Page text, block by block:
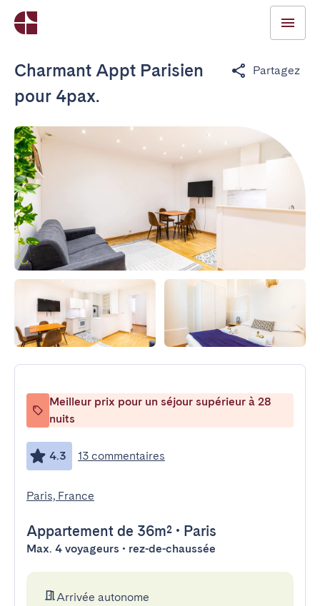
Charmant Appt Parisien
pour 4pax.
Partagez
Meilleur prix pour un séjour supérieur à 28
nuits
4.3 13 commentaires
Paris, France
Appartement de 36m² • Paris
Max. 4 voyageurs • rez-de-chaussée
Arrivée autonome